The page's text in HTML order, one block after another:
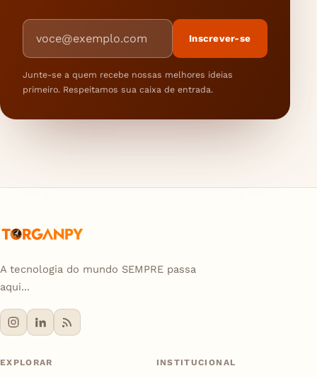
Endereço de e-mail
Inscrever-se
Junte-se a quem recebe nossas melhores ideias
primeiro. Respeitamos sua caixa de entrada.
A tecnologia do mundo SEMPRE passa
aqui...
EXPLORAR INSTITUCIONAL